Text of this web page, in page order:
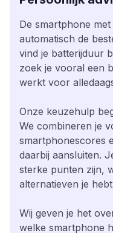
De smartphone
automatisch de
vind je batterijduur
zoek je vooral een
werkt voor
Onze keuzehulp
We combineren je
smartphonescores
daarbij aansluiten.
sterke punten zijn,
alternatieven je
Wij geven je het
welke smartphone